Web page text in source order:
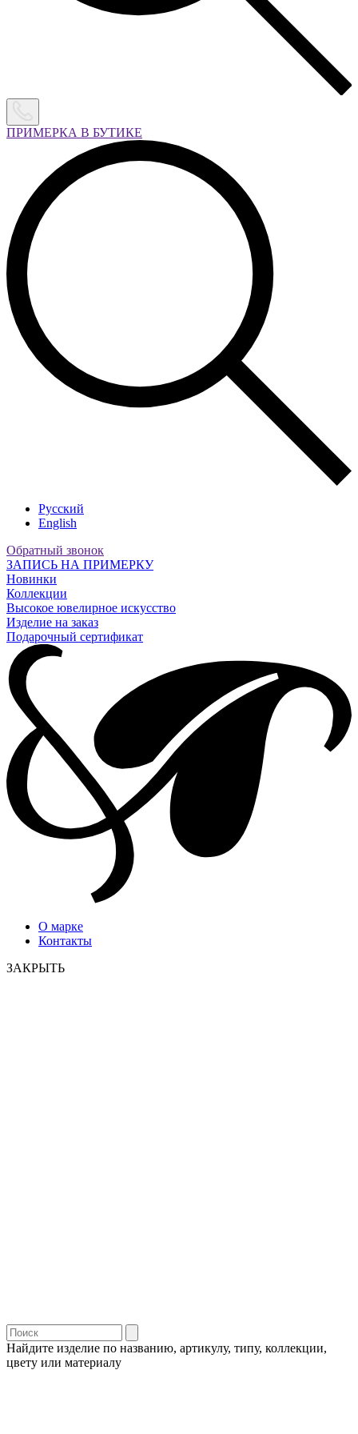
ПРИМЕРКА В БУТИКЕ
Русский
English
Обратный звонок
ЗАПИСЬ НА ПРИМЕРКУ
Новинки
Коллекции
Высокое ювелирное искусство
Изделие на заказ
Подарочный сертификат
О марке
Контакты
ЗАКРЫТЬ
Найдите изделие по названию, артикулу, типу, коллекции,
цвету или материалу